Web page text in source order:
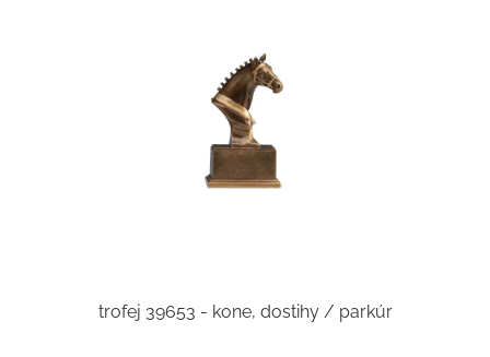
trofej 39653 - kone, dostihy / parkúr